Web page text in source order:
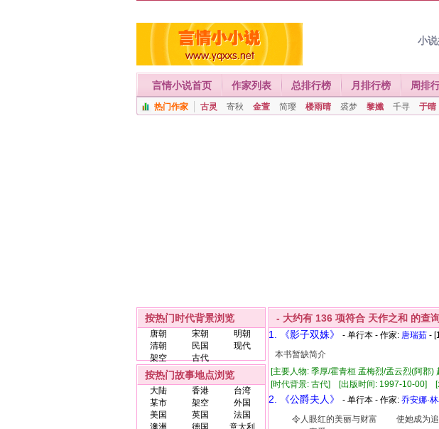
小说
言情小说首页 作家列表 总排行榜 月排行榜 周排
热门作家 古灵 寄秋 金萱 简璎 楼雨晴 裘梦 黎孅 千寻 于晴
按热门时代背景浏览
唐朝 宋朝
明朝
清朝
民国
现代
架空
古代
按热门故事地点浏览
大陆 香港
台湾
某市
架空
外国
美国
英国
法国
澳洲
德国
意大利
- 大约有 136 项符合 天作之和 的查
1. 《影子双姝》
- 单行本 - 作家: 唐瑞茹 -
本书暂缺简介
[主要人物: 季厚/霍青桓 孟梅烈/孟云烈(阿
[时代背景: 古代] [出版时间: 1997-10-
2. 《公爵夫人》 - 单行本 - 作家: 乔安娜·
令人眼红的美丽与财富 使她成为追